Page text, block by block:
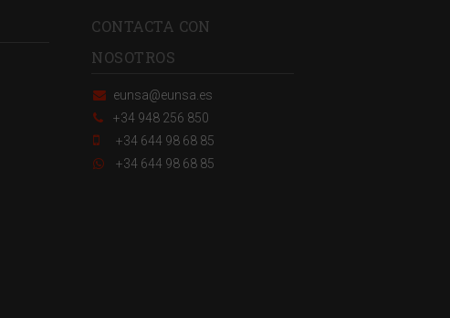
CONTACTA CON
NOSOTROS
eunsa@eunsa.es
+34 948 256 850
+34 644 98 68 85
+34 644 98 68 85